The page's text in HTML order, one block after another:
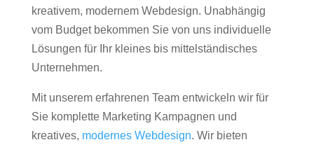
kreativem, modernem Webdesign. Unabhängig
vom Budget bekommen Sie von uns individuelle
Lösungen für Ihr kleines bis mittelständisches
Unternehmen.
Mit unserem erfahrenen Team entwickeln wir für
Sie komplette Marketing Kampagnen und
kreatives, modernes Webdesign. Wir bieten